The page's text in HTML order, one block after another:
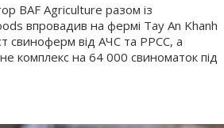
BAF Agriculture разом із
впровадив на фермі Tay An Khanh
свиноферм від АЧС та РРСС, а
комплекс на 64 000 свиноматок під